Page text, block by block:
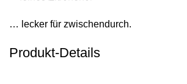
… lecker für zwischendurch.
Produkt-Details